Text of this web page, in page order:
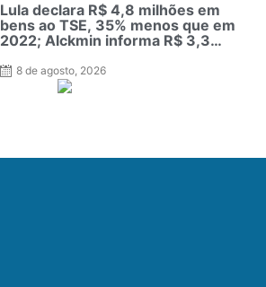
Lula declara R$ 4,8 milhões em
bens ao TSE, 35% menos que em
2022; Alckmin informa R$ 3,3
8 de agosto, 2026